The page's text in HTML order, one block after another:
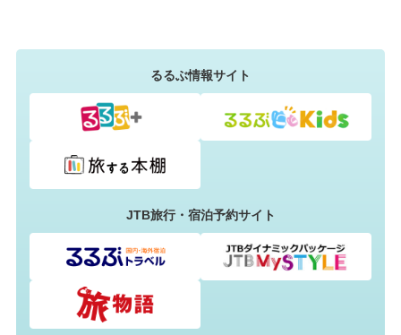
るるぶ情報サイト
JTB旅行・宿泊予約サイト